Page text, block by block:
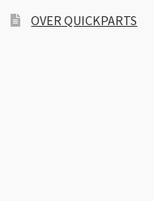
OVER QUICKPARTS